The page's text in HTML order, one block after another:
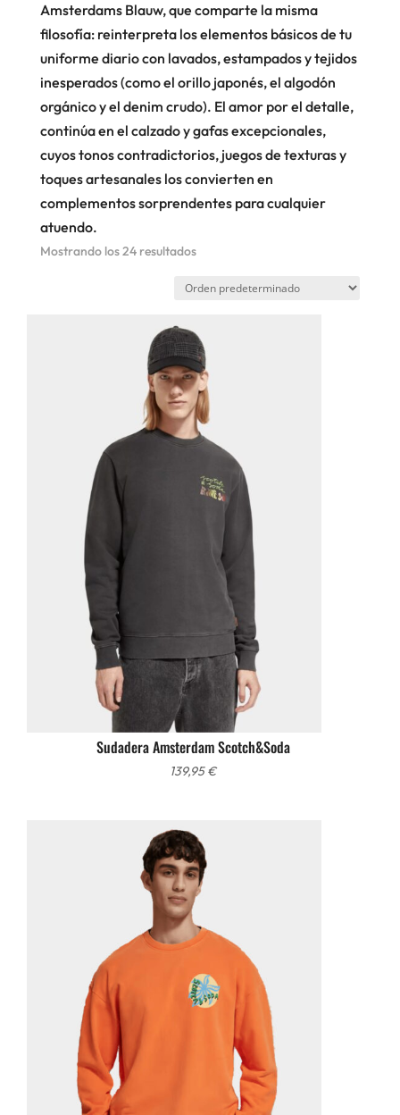
Amsterdams Blauw, que comparte la misma
filosofía: reinterpreta los elementos básicos de tu
uniforme diario con lavados, estampados y tejidos
inesperados (como el orillo japonés, el algodón
orgánico y el denim crudo). El amor por el detalle,
continúa en el calzado y gafas excepcionales,
cuyos tonos contradictorios, juegos de texturas y
toques artesanales los convierten en
complementos sorprendentes para cualquier
atuendo.
Mostrando los 24 resultados
Sudadera Amsterdam Scotch&Soda
139,95€